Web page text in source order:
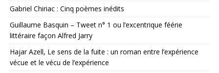
Gabriel Chiriac : Cinq poèmes inédits
Guillaume Basquin – Tweet n° 1 ou l’excentrique féérie
littéraire façon Alfred Jarry
Hajar Azell, Le sens de la fuite : un roman entre l’expérience
vécue et le vécu de l’expérience